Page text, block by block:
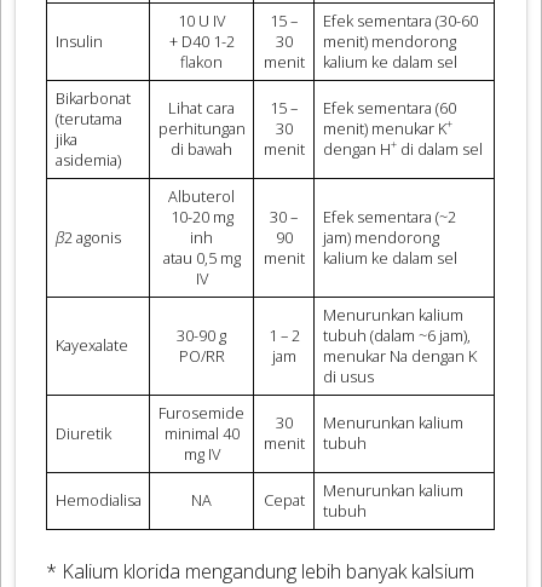
Insulin
10 U IV
+ D40 1-2
flakon
15 –
30
menit
Efek sementara (30-60
menit) mendorong
kalium ke dalam sel
Bikarbonat
(terutama
jika
asidemia)
Lihat cara
perhitungan
di bawah
15 –
30
menit
Efek sementara (60
menit) menukar K+
dengan H+di dalam sel
β2 agonis
Albuterol
10-20 mg
inh
atau 0,5 mg
IV
30 –
90
menit
Efek sementara (~2
jam) mendorong
kalium ke dalam sel
Kayexalate
30-90 g
PO/RR
1 – 2
jam
Menurunkan kalium
tubuh (dalam ~6 jam),
menukar Na dengan K
di usus
Diuretik
Furosemide
minimal 40
mg IV
30
menit
Menurunkan kalium
tubuh
Hemodialisa NA Cepat
Menurunkan kalium
tubuh
* Kalium klorida mengandung lebih banyak kalsium